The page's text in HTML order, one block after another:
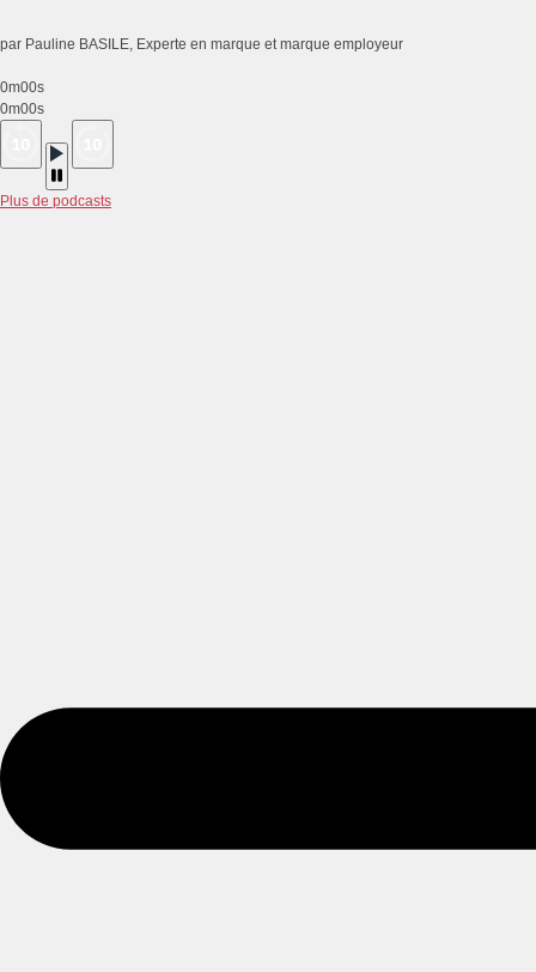
par Pauline BASILE, Experte en marque et marque employeur
0m00s
0m00s
Plus de podcasts